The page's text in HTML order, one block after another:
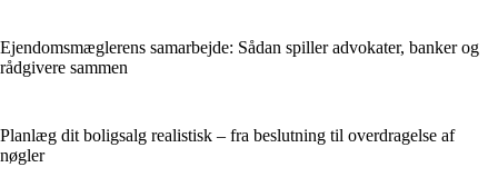
Ejendomsmæglerens samarbejde: Sådan spiller advokater, banker og
rådgivere sammen
Planlæg dit boligsalg realistisk – fra beslutning til overdragelse af
nøgler